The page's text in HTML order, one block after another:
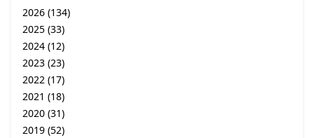
2026 (134)
2025 (33)
2024 (12)
2023 (23)
2022 (17)
2021 (18)
2020 (31)
2019 (52)